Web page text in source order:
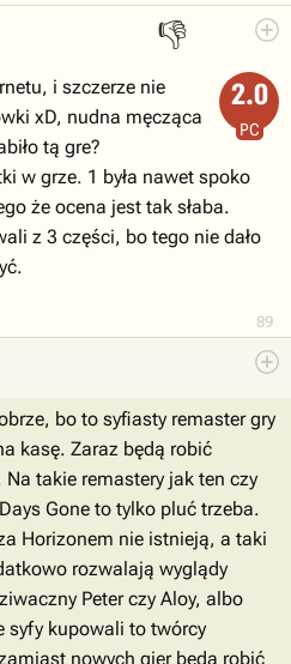
👎
89
2.0
PC
i szczerze nie
xD, nudna męcząca
tą gre?
w grze. 1 była nawet spoko
że ocena jest tak słaba.
z 3 części, bo tego nie dało
bo to syfiasty remaster gry
kasę. Zaraz będą robić
takie remastery jak ten czy
Gone to tylko pluć trzeba.
Horizonem nie istnieją, a taki
rozwalają wyglądy
Peter czy Aloy, albo
syfy kupowali to twórcy
nowych gier będą robić